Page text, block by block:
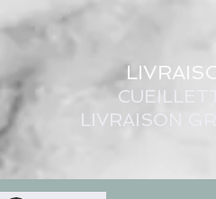
LIVRAISON